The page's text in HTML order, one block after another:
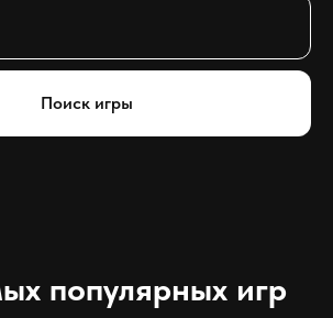
Поиск игры
популярных игр